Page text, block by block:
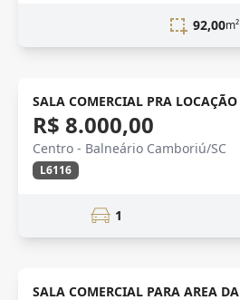
92,00m²
SALA COMERCIAL PRA LOCAÇÃO
R$ 8.000,00
Centro - Balneário Camboriú/SC
L6116
1
SALA COMERCIAL
SALA COMERCIAL PARA AREA DA